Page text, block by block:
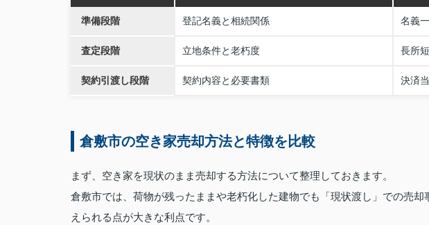
準備段階 登記名義と相続関係 名義
査定段階 立地条件と老朽度 長所
契約引渡し段階 契約内容と必要書類 決済
倉敷市の空き家売却方法と特徴を比較
まず、空き家を現状のまま売却する方法について整理しておきます。
倉敷市では、荷物が残ったままや老朽化した建物でも「現状渡し」での売
えられる点が大きな利点です。